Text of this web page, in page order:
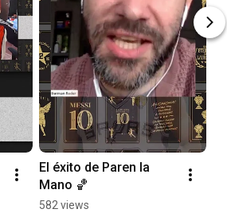
El éxito de Paren la
Mano 🏀
582 views